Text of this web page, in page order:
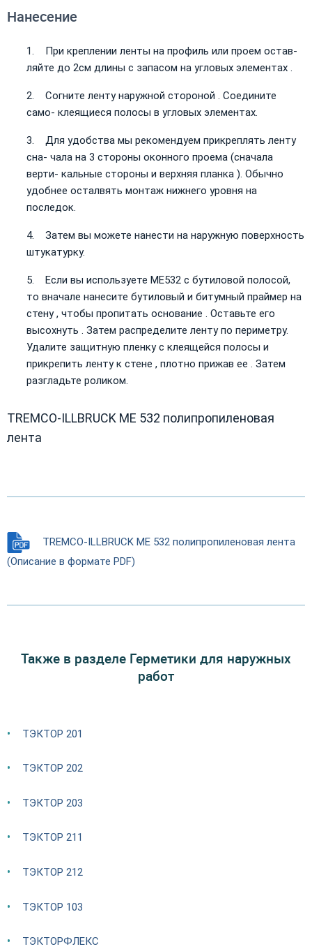
Нанесение
При креплении ленты на профиль или проем остав-
ляйте до 2см длины с запасом на угловых элементах .
Согните ленту наружной стороной . Соедините
само- клеящиеся полосы в угловых элементах.
Для удобства мы рекомендуем прикреплять ленту
сна- чала на 3 стороны оконного проема (сначала
верти- кальные стороны и верхняя планка ). Обычно
удобнее осталвять монтаж нижнего уровня на
последок.
Затем вы можете нанести на наружную поверхность
штукатурку.
Если вы используете ME532 с бутиловой полосой,
то вначале нанесите бутиловый и битумный праймер на
стену , чтобы пропитать основание . Оставьте его
высохнуть . Затем распределите ленту по периметру.
Удалите защитную пленку с клеящейся полосы и
прикрепить ленту к стене , плотно прижав ее . Затем
разгладьте роликом.
TREMCO-ILLBRUCK ME 532 полипропиленовая
лента
TREMCO-ILLBRUCK ME 532 полипропиленовая лента
(Описание в формате PDF)
Также в разделе Герметики для наружных
работ
ТЭКТОР 201
ТЭКТОР 202
ТЭКТОР 203
ТЭКТОР 211
ТЭКТОР 212
ТЭКТОР 103
ТЭКТОРФЛЕКС